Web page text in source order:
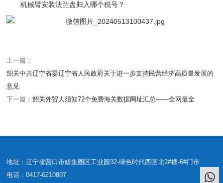
机械臂安装法兰盘归入哪个税号？
上一篇：
韶关中共辽宁省委辽宁省人民政府关于进一步支持民营经济高质量发展的
意见
下一篇：韶关外贸人须知72个免费海关数据网址汇总——全网最全
地址：辽宁省营口市鲅鱼圈区工业园32-绿色时代西区北2#楼-6#门市
电话：0417-6210807